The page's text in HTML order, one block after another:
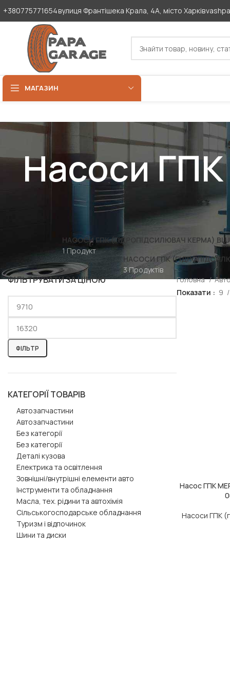
+380775771654вулиця Франтішека Крала, 4А, місто Харків
МАГАЗИН
Насоси ГПК
НАСОСИ ГПК (ГІДРОПІДСИЛЮВАЧ КЕРМА)
1 Продукт
НАСОСИ ГПК
3 Продуктів
ФІЛЬТРУВАТИ ЗА ЦІНОЮ
ФІЛЬТР
КАТЕГОРІЇ ТОВАРІВ
Автозапчастини
Автозапчастини
Без категорії
Без категорії
Деталі кузова
Електрика та освітлення
Зовнішні/внутрішні елементи авто
Інструменти та обладнання
Масла, тех. рідини та автохімія
Сільськогосподарське обладнання
Туризм і відпочинок
Шини та диски
Головна
Показати
9
ДОДАТИ В
Насос ГПК
Насоси ГПК